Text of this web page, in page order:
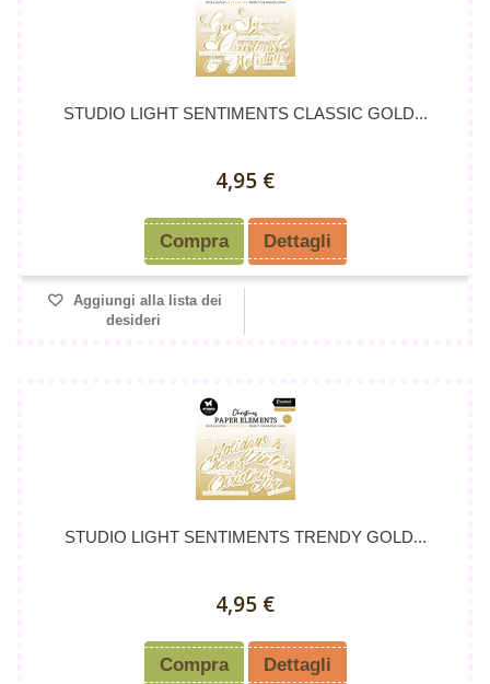
STUDIO LIGHT SENTIMENTS CLASSIC GOLD...
4,95 €
Compra Dettagli
Aggiungi alla lista dei
desideri
STUDIO LIGHT SENTIMENTS TRENDY GOLD...
4,95 €
Compra Dettagli